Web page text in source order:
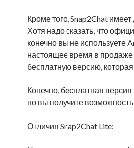
Кроме того, Snap2Chat
Хотя надо сказать, что
конечно вы не используете
настоящее время в продаже
бесплатную версию,
Конечно, бесплатная
но вы получите
Отличия Snap2Chat Lite: